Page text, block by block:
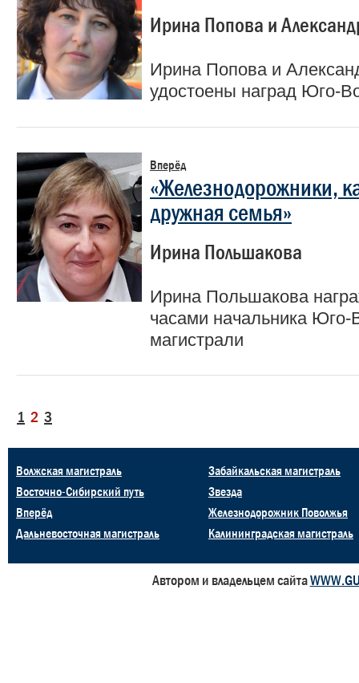
Ирина Попова и
Ирина Попова и
удостоены наград Юго-
Вперёд
«Железнодорожники,
дружная семья»
Ирина Польшакова
Ирина Польшакова
часами начальника Юго-
магистрали
1 2 3
Волжская магистраль
Восточно-Сибирский путь
Вперёд
Дальневосточная магистраль
Забайкальская магистраль
Звезда
Железнодорожник Поволжья
Калининградская магистраль
Автором и владельцем сайта